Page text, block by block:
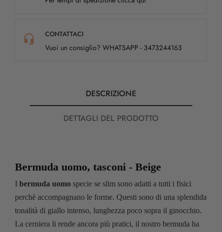
CONTATTACI
Vuoi un consiglio? WHATSAPP - 3473244163
DESCRIZIONE
DETTAGLI DEL PRODOTTO
Bermuda uomo, tasconi - Beige
I bermuda uomo specie se slim sono adatti a tutti i fisici
perchè accompagnano le forme. Questi sono di una splendida
tonalità di giallo intenso, lunghezza poco sopra il ginocchio.
La cerniera li rende ancora più pratici, il nostro bermuda ha